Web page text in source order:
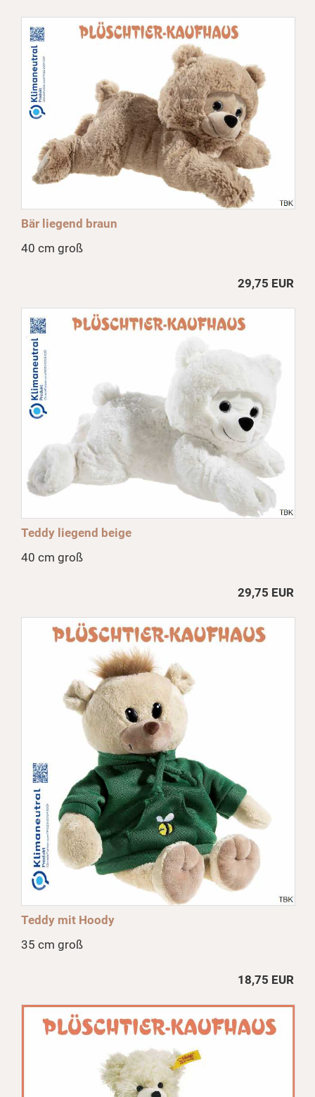
Bär liegend braun
40 cm groß
29,75 EUR
Teddy liegend beige
40 cm groß
29,75 EUR
Teddy mit Hoody
35 cm groß
18,75 EUR